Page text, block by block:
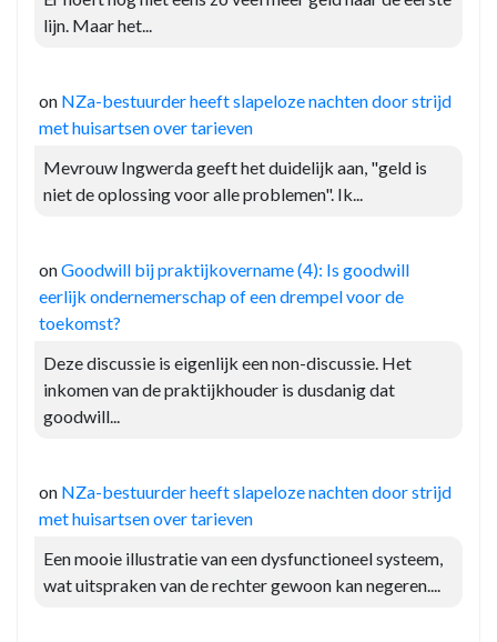
lijn. Maar het...
on NZa-bestuurder heeft slapeloze nachten door strijd
met huisartsen over tarieven
Mevrouw Ingwerda geeft het duidelijk aan, "geld is
niet de oplossing voor alle problemen". Ik...
onGoodwill bij praktijkovername (4): Is goodwill
eerlijk ondernemerschap of een drempel voor de
toekomst?
Deze discussie is eigenlijk een non-discussie. Het
inkomen van de praktijkhouder is dusdanig dat
goodwill...
on NZa-bestuurder heeft slapeloze nachten door strijd
met huisartsen over tarieven
Een mooie illustratie van een dysfunctioneel systeem,
wat uitspraken van de rechter gewoon kan negeren....